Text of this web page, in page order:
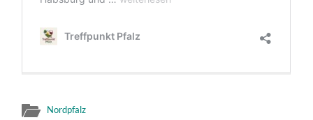
Nordpfalz